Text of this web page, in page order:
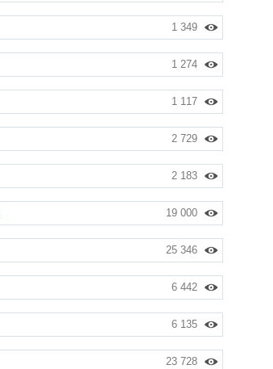
1 349
1 274
1 117
2 729
2 183
19 000
25 346
6 442
6 135
23 728